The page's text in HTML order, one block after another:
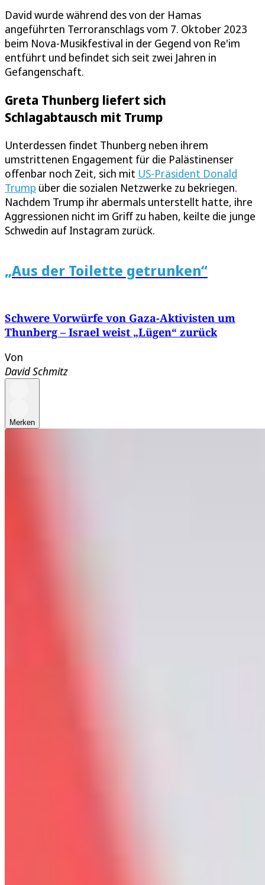
David wurde während des von der Hamas
angeführten Terroranschlags vom 7. Oktober 2023
beim Nova-Musikfestival in der Gegend von Re'im
entführt und befindet sich seit zwei Jahren in
Gefangenschaft.
Greta Thunberg liefert sich
Schlagabtausch mit Trump
Unterdessen findet Thunberg neben ihrem
umstrittenen Engagement für die Palästinenser
offenbar noch Zeit, sich mit US-Präsident Donald
Trump über die sozialen Netzwerke zu bekriegen.
Nachdem Trump ihr abermals unterstellt hatte, ihre
Aggressionen nicht im Griff zu haben, keilte die junge
Schwedin auf Instagram zurück.
„Aus der Toilette getrunken“
Schwere Vorwürfe von Gaza-Aktivisten um
Thunberg – Israel weist „Lügen“ zurück
Von
David Schmitz
Merken